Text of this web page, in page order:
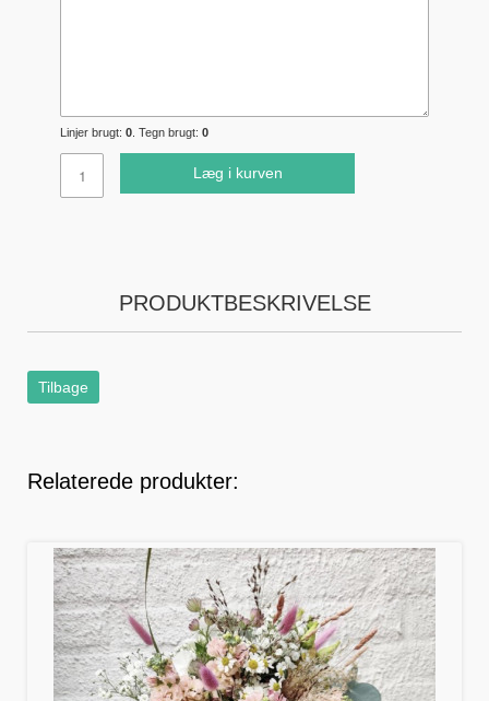
Linjer brugt: 0 . Tegn brugt: 0
Læg i kurven
PRODUKTBESKRIVELSE
Tilbage
Relaterede produkter: